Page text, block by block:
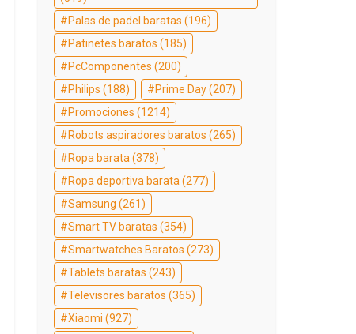
Palas de padel baratas (196)
Patinetes baratos (185)
PcComponentes (200)
Philips (188) Prime Day(207)
Promociones (1214)
Robots aspiradores baratos (265)
Ropa barata (378)
Ropa deportiva barata (277)
Samsung (261)
Smart TV baratas (354)
Smartwatches Baratos (273)
Tablets baratas (243)
Televisores baratos (365)
Xiaomi (927)